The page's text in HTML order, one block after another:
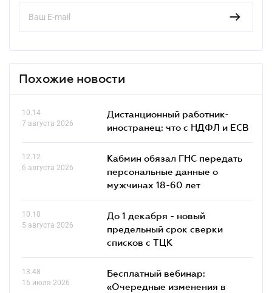
Похожие новости
10.14
7 августа 2026
Дистанционный работник-
иностранец: что с НДФЛ и ЕСВ
12.12
6 августа 2026
Кабмин обязал ГНС передать
персональные данные о
мужчинах 18-60 лет
10.10
5 августа 2026
До 1 декабря - новый
предельный срок сверки
списков c ТЦК
13.48
16 июля 2026
Бесплатный вебинар:
«Очередные изменения в